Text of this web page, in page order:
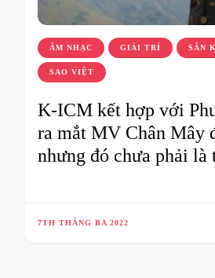
ÂM NHẠC GIẢI TRÍ SÂN
SAO VIỆT
K-ICM kết hợp với
ra mắt MV Chân Mây
nhưng đó chưa phải là
7TH THÁNG BA 2022